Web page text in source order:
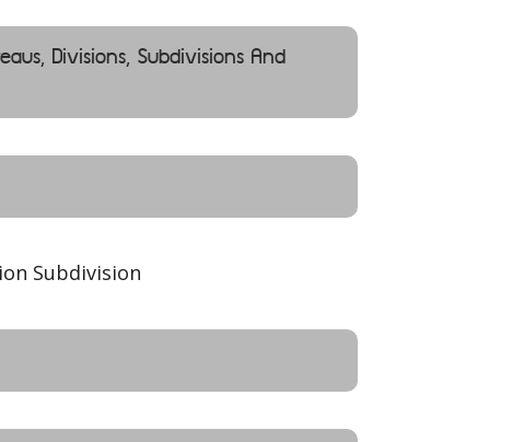
Divisions, Subdivisions And
Subdivision